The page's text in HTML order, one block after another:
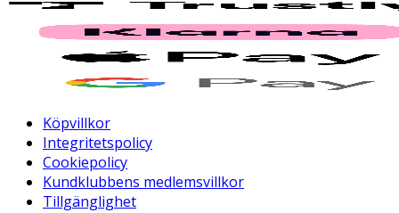
Köpvillkor
Integritetspolicy
Cookiepolicy
Kundklubbens medlemsvillkor
Tillgänglighet